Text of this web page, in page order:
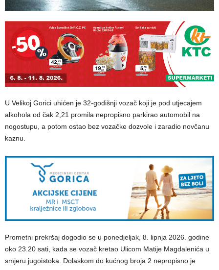
U Velikoj Gorici uhićen je 32-godišnji vozač koji je pod utjecajem
alkohola od čak 2,21 promila nepropisno parkirao automobil na
nogostupu, a potom ostao bez vozačke dozvole i zaradio novčanu
kaznu.
Prometni prekršaj dogodio se u ponedjeljak, 8. lipnja 2026. godine
oko 23.20 sati, kada se vozač kretao Ulicom Matije Magdalenića u
smjeru jugoistoka. Dolaskom do kućnog broja 2 nepropisno je